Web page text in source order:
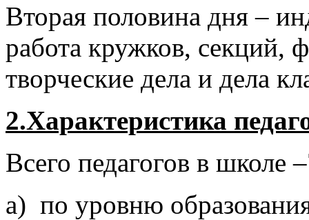
Вторая половина дня –
работа кружков, секций,
творческие дела и дела
2.Характеристика
Всего педагогов в школе
а) по уровню